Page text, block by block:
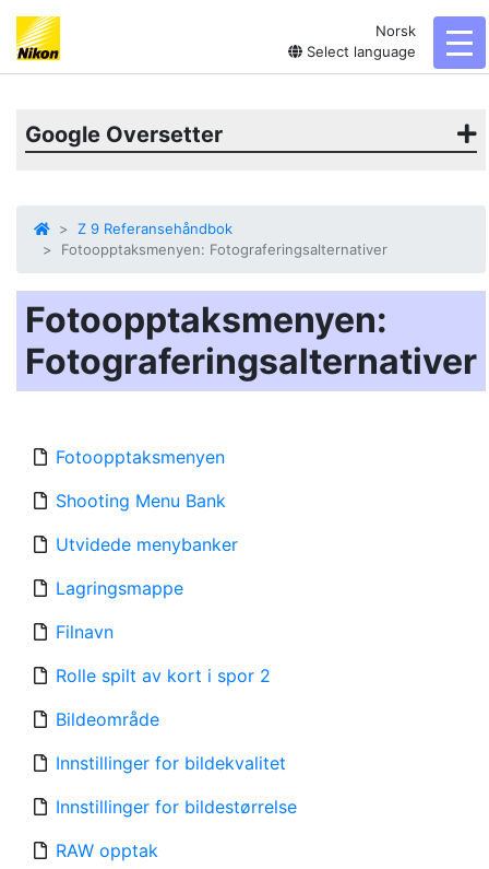
Norsk
Select language
Google Oversetter
Z 9 Referansehåndbok
Fotoopptaksmenyen: Fotograferingsalternativer
Fotoopptaksmenyen:
Fotograferingsalternativer
Fotoopptaksmenyen
Shooting Menu Bank
Utvidede menybanker
Lagringsmappe
Filnavn
Rolle spilt av kort i spor 2
Bildeområde
Innstillinger for bildekvalitet
Innstillinger for bildestørrelse
RAW opptak